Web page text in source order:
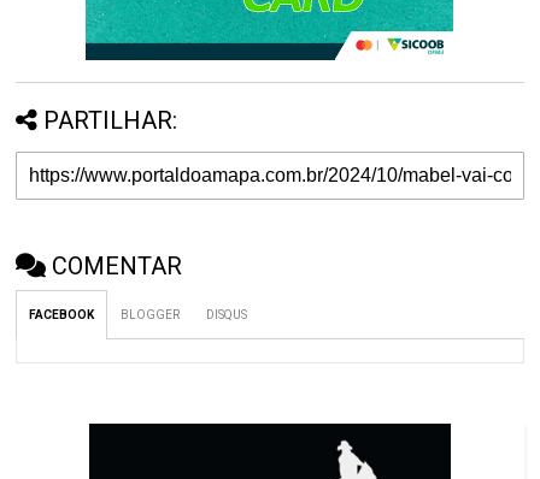
PARTILHAR:
COMENTAR
FACEBOOK BLOGGER DISQUS